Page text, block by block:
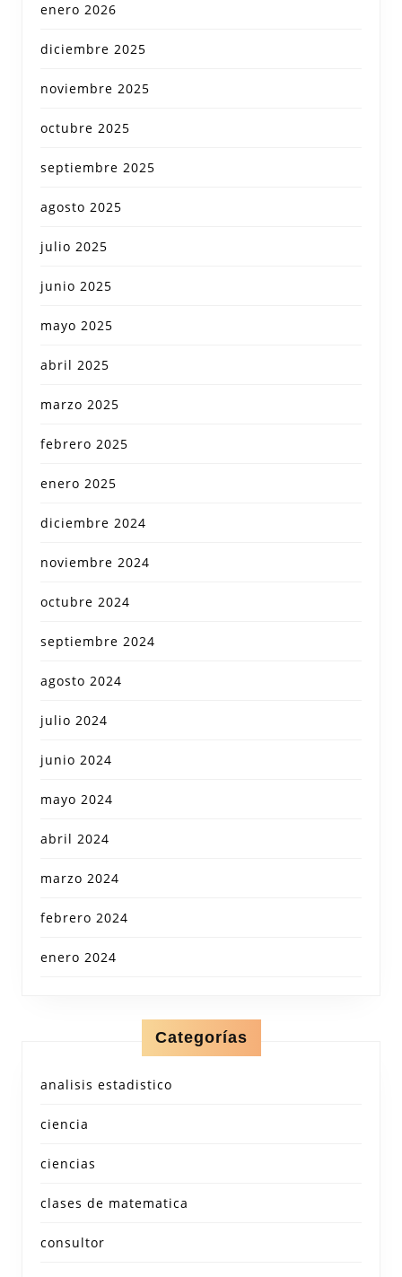
enero 2026
diciembre 2025
noviembre 2025
octubre 2025
septiembre 2025
agosto 2025
julio 2025
junio 2025
mayo 2025
abril 2025
marzo 2025
febrero 2025
enero 2025
diciembre 2024
noviembre 2024
octubre 2024
septiembre 2024
agosto 2024
julio 2024
junio 2024
mayo 2024
abril 2024
marzo 2024
febrero 2024
enero 2024
Categorías
analisis estadistico
ciencia
ciencias
clases de matematica
consultor